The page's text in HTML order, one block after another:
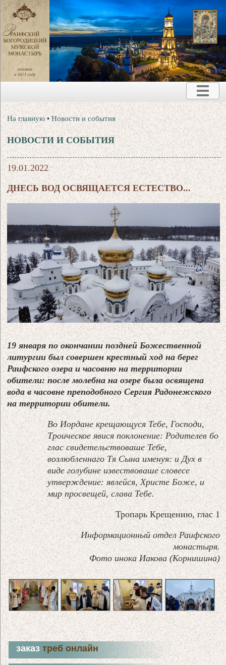
На главную •Новости и события
НОВОСТИ И СОБЫТИЯ
19.01.2022
ДНЕСЬ ВОД ОСВЯЩАЕТСЯ ЕСТЕСТВО...
19 января по окончании поздней Божественной
литургии был совершен крестный ход на берег
Раифского озера и часовню на территории
обители: после молебна на озере была освящена
вода в часовне преподобного Сергия Радонежского
на территории обители.
Во Иордане крещающуся Тебе, Господи,
Троическое явися поклонение: Родителев бо
глас свидетельствоваше Тебе,
возлюбленнаго Тя Сына именуя: и Дух в
виде голубине извествоваше словесе
утверждение: явлейся, Христе Боже, и
мир просвещей, слава Тебе.
Тропарь Крещению, глас 1
Информационный отдел Раифского
монастыря.
Фото инока Иакова (Корнишина)
заказтреб онлайн